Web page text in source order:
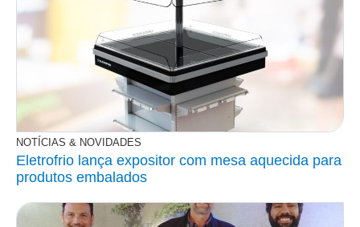
NOTÍCIAS & NOVIDADES
Eletrofrio lança expositor com mesa aquecida para
produtos embalados